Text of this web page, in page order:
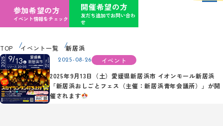
参加希望の方
イベント情報をチェック
開催希望の方
友だち追加でお問い合わ
せ
TOP イベント一覧 新居浜
2025-08-26
イベント
2025年9月13日（土）愛媛県新居浜市 イオンモール新居浜
「新居浜おしごとフェス（主催：新居浜青年会議所）」が開
催されます